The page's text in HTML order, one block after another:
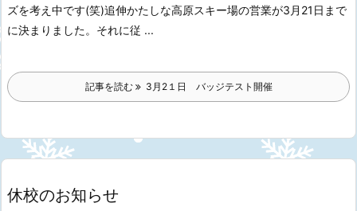
ズを考え中です(笑)追伸かたしな高原スキー場の営業が3月21日まで
に決まりました。 それに従 ...
記事を読む 3月2１日 バッジテスト開催
休校のお知らせ